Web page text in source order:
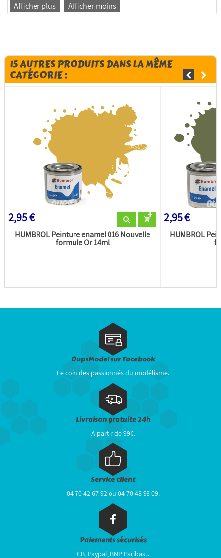
Afficher plus Afficher moins
15 AUTRES PRODUITS DANS LA MÊME
CATÉGORIE :
2,95 €
HUMBROL Peinture enamel 016 Nouvelle
formule Or 14ml
2,95 €
HUMBROL
OupsModel sur Facebook
Le coin des passionnés du modélisme.
Livraison gratuite 24h
A partir de 99€.
Service client
04 70 42 67 92 ou 04 70 48 93 09.
Paiements sécurisés
CB, Paypal, BNP Paribas...